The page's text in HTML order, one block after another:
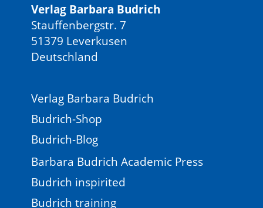
Verlag Barbara Budrich
Stauffenbergstr. 7
51379 Leverkusen
Deutschland
Verlag Barbara Budrich
Budrich-Shop
Budrich-Blog
Barbara Budrich Academic Press
Budrich inspirited
Budrich training